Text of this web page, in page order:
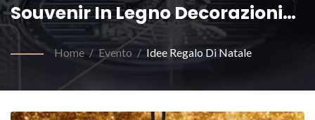
Souvenir In Legno Decorazioni
Natalizie
Home / Evento / Idee Regalo Di Natale